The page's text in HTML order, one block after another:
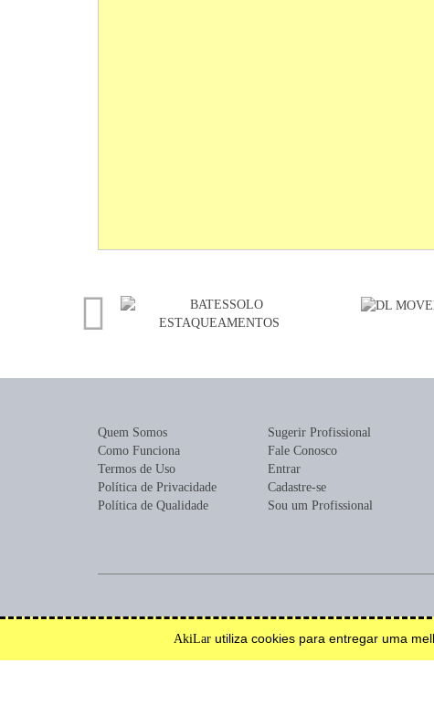
Quem Somos
Como Funciona
Termos de Uso
Política de Privacidade
Política de Qualidade
Sugerir Profissional
Fale Conosco
Entrar
Cadastre-se
Sou um Profissional
Encontre profissionais para construção, reforma, mobília ou
AkiLar utiliza cookies para entregar uma